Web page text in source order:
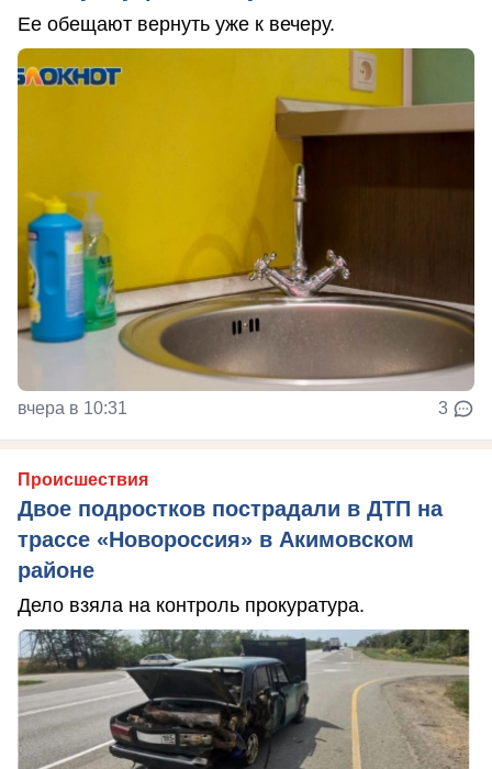
Ее обещают вернуть уже к вечеру.
вчера в 10:31 3
Происшествия
Двое подростков пострадали в ДТП на
трассе «Новороссия» в Акимовском
районе
Дело взяла на контроль прокуратура.